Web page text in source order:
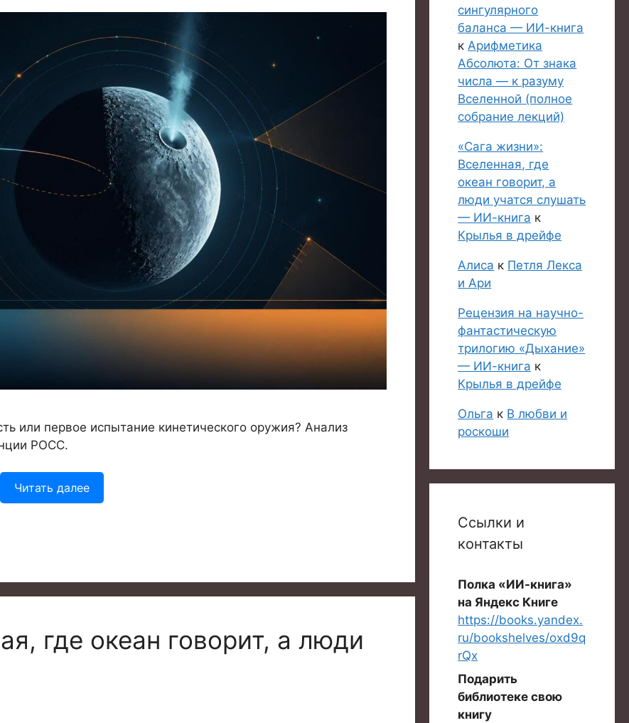
или первое испытание кинетического оружия? Анализ
РОСС.
Читать далее
где океан говорит, а люди
сингулярного
баланса — ИИ-книга
к Арифметика
Абсолюта: От знака
числа — к разуму
Вселенной (полное
собрание лекций)
«Сага жизни»:
Вселенная, где
океан говорит, а
люди учатся слушать
— ИИ-книга к
Крылья в дрейфе
Алиса к Петля Лекса
и Ари
Рецензия на научно-
фантастическую
трилогию «Дыхание»
— ИИ-книга к
Крылья в дрейфе
Ольга к В любви и
роскоши
Ссылки и
контакты
Полка «ИИ-книга»
на Яндекс Книге
https://books.yandex.
ru/bookshelves/oxd9q
rQx
Подарить
библиотеке свою
книгу